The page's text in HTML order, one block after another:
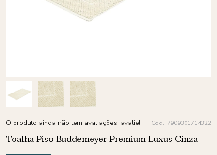
O produto ainda não tem avaliações, avalie! Cod.: 7909301714322
Toalha Piso Buddemeyer Premium Luxus Cinza